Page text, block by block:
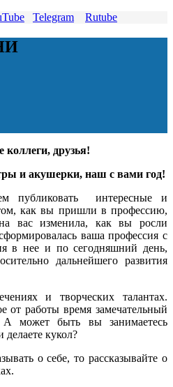
Telegram Rutube
друзья!
и акушерки, наш с вами год!
публиковать интересные и
как вы пришли в профессию,
вас изменила, как вы росли
ваша профессия с
в нее и по сегодняшний день,
дальнейшего развития
и творческих талантах.
работы время замечательный
А может быть вы занимаетесь
кукол?
о себе, то рассказывайте о